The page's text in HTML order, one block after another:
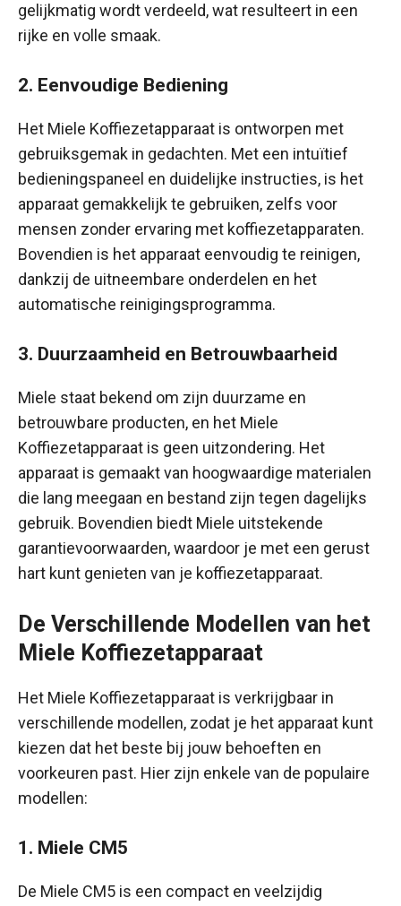
gelijkmatig wordt verdeeld, wat resulteert in een
rijke en volle smaak.
2. Eenvoudige Bediening
Het Miele Koffiezetapparaat is ontworpen met
gebruiksgemak in gedachten. Met een intuïtief
bedieningspaneel en duidelijke instructies, is het
apparaat gemakkelijk te gebruiken, zelfs voor
mensen zonder ervaring met koffiezetapparaten.
Bovendien is het apparaat eenvoudig te reinigen,
dankzij de uitneembare onderdelen en het
automatische reinigingsprogramma.
3. Duurzaamheid en Betrouwbaarheid
Miele staat bekend om zijn duurzame en
betrouwbare producten, en het Miele
Koffiezetapparaat is geen uitzondering. Het
apparaat is gemaakt van hoogwaardige materialen
die lang meegaan en bestand zijn tegen dagelijks
gebruik. Bovendien biedt Miele uitstekende
garantievoorwaarden, waardoor je met een gerust
hart kunt genieten van je koffiezetapparaat.
De Verschillende Modellen van het
Miele Koffiezetapparaat
Het Miele Koffiezetapparaat is verkrijgbaar in
verschillende modellen, zodat je het apparaat kunt
kiezen dat het beste bij jouw behoeften en
voorkeuren past. Hier zijn enkele van de populaire
modellen:
1. Miele CM5
De Miele CM5 is een compact en veelzijdig